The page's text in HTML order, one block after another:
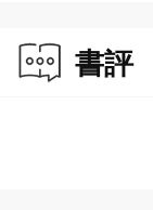
書評